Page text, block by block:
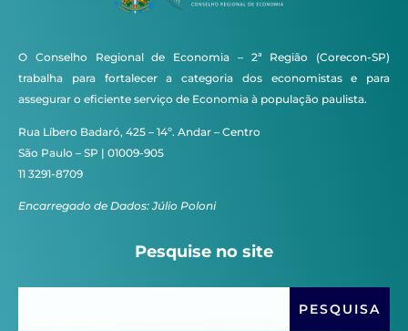
O Conselho Regional de Economia – 2ª Região (Corecon-SP)
trabalha para fortalecer a categoria dos economistas e para
assegurar o eficiente serviço de Economia à população paulista.
Rua Líbero Badaró, 425 – 14º. Andar – Centro
São Paulo – SP | 01009-905
11 3291-8709
Encarregado de Dados: Júlio Poloni
Pesquise no site